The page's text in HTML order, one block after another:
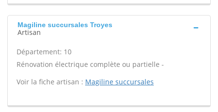
Magiline succursales Troyes
Artisan
Département: 10
Rénovation électrique complète ou partielle -
Voir la fiche artisan : Magiline succursales